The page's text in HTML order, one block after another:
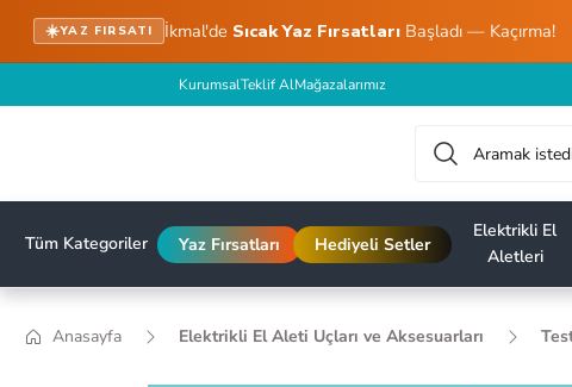
☀️YAZ FIRSATI İkmal'de Sıcak Yaz Fırsatları Başladı — Kaçırma!
KurumsalTeklif AlMağazalarımız
Tüm Kategoriler Yaz Fırsatları Hediyeli Setler
Elektrikli El
Aletleri
Anasayfa Elektrikli El Aleti Uçları ve Aksesuarları